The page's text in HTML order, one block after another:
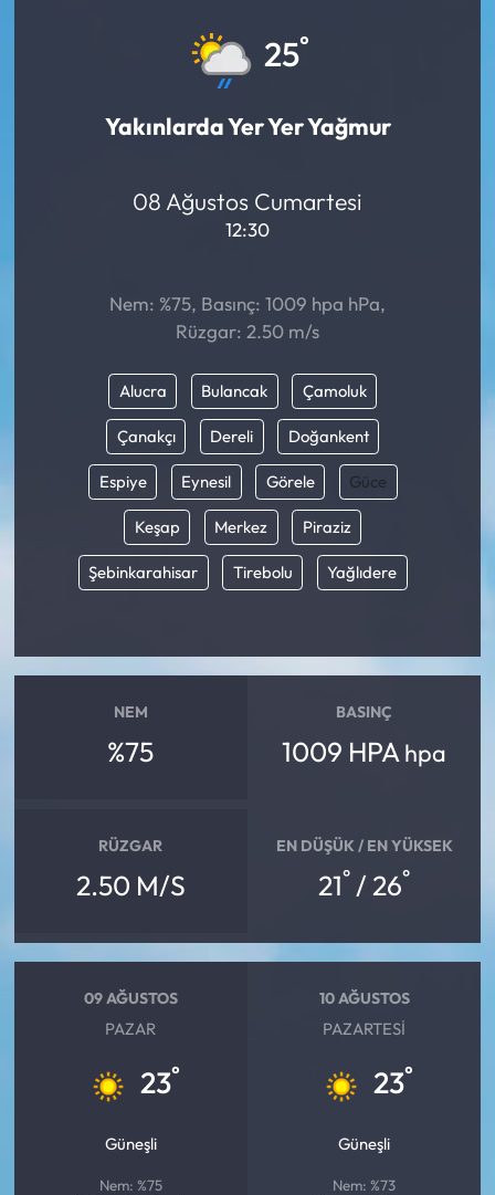
25°
Yakınlarda Yer Yer Yağmur
08 Ağustos Cumartesi
12:30
Nem: %75, Basınç: 1009 hpa hPa,
Rüzgar: 2.50 m/s
Alucra Bulancak Çamoluk
Çanakçı Dereli Doğankent
Espiye Eynesil Görele Güce
Keşap Merkez Piraziz
Şebinkarahisar Tirebolu Yağlıdere
NEM
%75
BASINÇ
1009 HPA hpa
RÜZGAR
2.50 M/S
EN DÜŞÜK / EN YÜKSEK
21° / 26°
09 AĞUSTOS
PAZAR
23°
Güneşli
Nem: %75
10 AĞUSTOS
PAZARTESI
23°
Güneşli
Nem: %73
İskilip Haberleri
Kültür Sanat
Laçin Haberleri
Magazin
Mecitözü Haberleri
Ortaköy Haberleri
Osmancık Haberleri
Resmi Reklam
Sağlık
Siyaset